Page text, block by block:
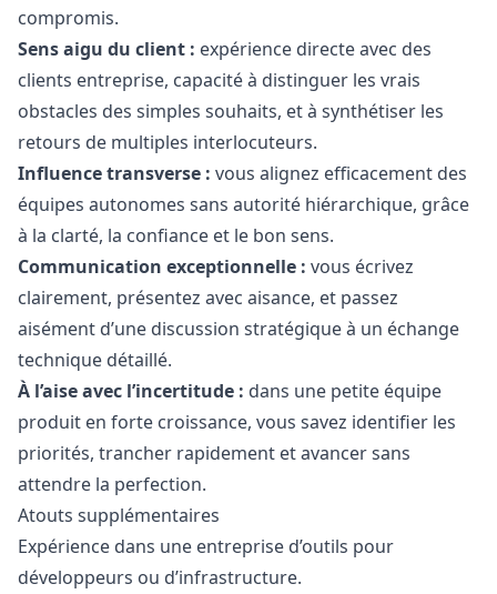
compromis.
Sens aigu du client : expérience directe avec des
clients entreprise, capacité à distinguer les vrais
obstacles des simples souhaits, et à synthétiser les
retours de multiples interlocuteurs.
Influence transverse : vous alignez efficacement des
équipes autonomes sans autorité hiérarchique, grâce
à la clarté, la confiance et le bon sens.
Communication exceptionnelle : vous écrivez
clairement, présentez avec aisance, et passez
aisément d’une discussion stratégique à un échange
technique détaillé.
À l’aise avec l’incertitude : dans une petite équipe
produit en forte croissance, vous savez identifier les
priorités, trancher rapidement et avancer sans
attendre la perfection.
Atouts supplémentaires
Expérience dans une entreprise d’outils pour
développeurs ou d’infrastructure.